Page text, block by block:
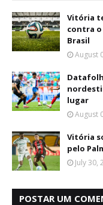
Vitória
contra o
Brasil
August
lugar
August
Vitória
pelo
July 30,
POSTAR UM